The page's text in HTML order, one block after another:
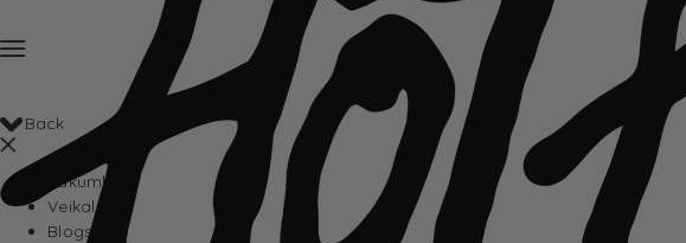
Back
Sākumlapa
Veikals
Blogs